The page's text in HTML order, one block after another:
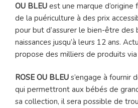
OU BLEU est une marque d’origine
de la puériculture à des prix
pour but d’assurer le bien-être des
naissances jusqu’à leurs 12 ans.
propose des milliers de produits
ROSE OU BLEU s’engage à fournir
qui permettront aux bébés de
sa collection, il sera possible de